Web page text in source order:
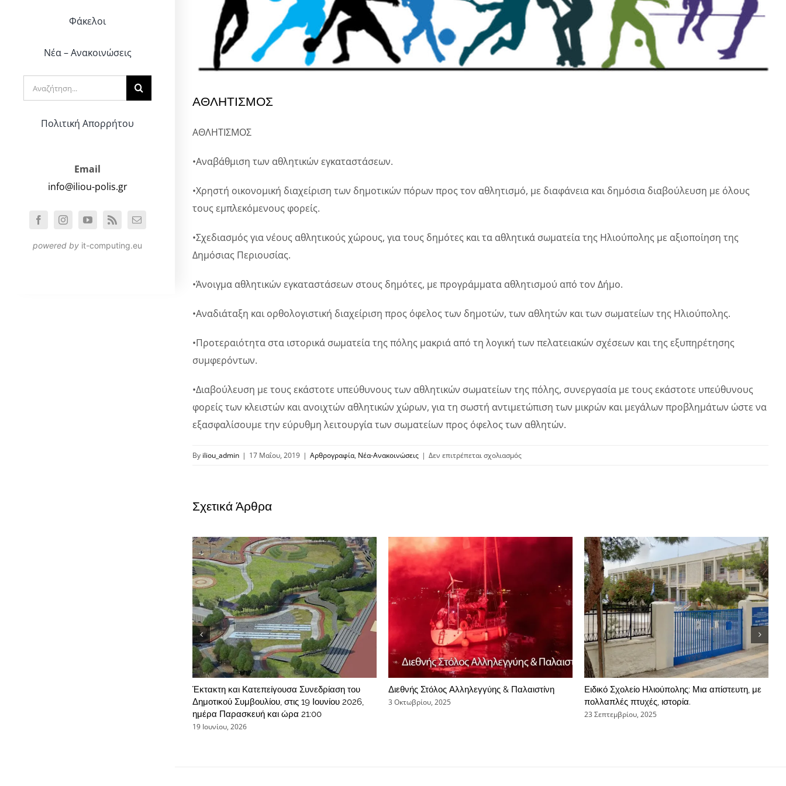
Φάκελοι
Νέα – Ανακοινώσεις
Αναζήτηση
για:
Πολιτική Απορρήτου
Email
info@iliou-polis.gr
powered by it-computing.eu
ΑΘΛΗΤΙΣΜΟΣ
ΑΘΛΗΤΙΣΜΟΣ
•Αναβάθμιση των αθλητικών εγκαταστάσεων.
•Χρηστή οικονομική διαχείριση των δημοτικών πόρων προς τον αθλητισμό, με διαφάνεια και δημόσια διαβούλευση με όλους
τους εμπλεκόμενους φορείς.
•Σχεδιασμός για νέους αθλητικούς χώρους, για τους δημότες και τα αθλητικά σωματεία της Ηλιούπολης με αξιοποίηση της
Δημόσιας Περιουσίας.
•Άνοιγμα αθλητικών εγκαταστάσεων στους δημότες, με προγράμματα αθλητισμού από τον Δήμο.
•Αναδιάταξη και ορθολογιστική διαχείριση προς όφελος των δημοτών, των αθλητών και των σωματείων της Ηλιούπολης.
•Προτεραιότητα στα ιστορικά σωματεία της πόλης μακριά από τη λογική των πελατειακών σχέσεων και της εξυπηρέτησης
συμφερόντων.
•Διαβούλευση με τους εκάστοτε υπεύθυνους των αθλητικών σωματείων της πόλης, συνεργασία με τους εκάστοτε υπεύθυνους
φορείς των κλειστών και ανοιχτών αθλητικών χώρων, για τη σωστή αντιμετώπιση των μικρών και μεγάλων προβλημάτων ώστε να
εξασφαλίσουμε την εύρυθμη λειτουργία των σωματείων προς όφελος των αθλητών.
By iliou_admin | 17 Μαΐου, 2019 | Αρθρογραφία, Νέα-Ανακοινώσεις | Δεν επιτρέπεται σχολιασμόςστο
Σχετικά Άρθρα
Έκτακτη και Κατεπείγουσα Συνεδρίαση του
Δημοτικού Συμβουλίου, στις 19 Ιουνίου 2026,
ημέρα Παρασκευή και ώρα 21:00
19 Ιουνίου, 2026
Διεθνής Στόλος Αλληλεγγύης & Παλαιστίνη
3 Οκτωβρίου, 2025
Ειδικό Σχολείο Ηλιούπολης: Μια απίστευτη, με
πολλαπλές πτυχές, ιστορία.
23 Σεπτεμβρίου, 2025